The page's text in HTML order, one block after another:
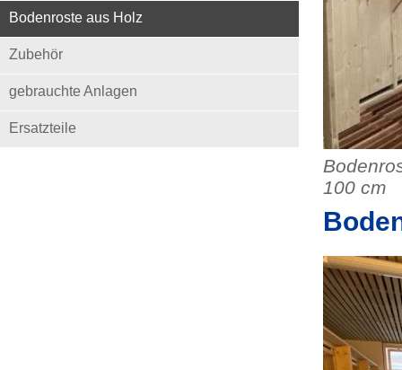
100 cm
Bodenroste aus Holz
Zubehör
gebrauchte Anlagen
Ersatzteile